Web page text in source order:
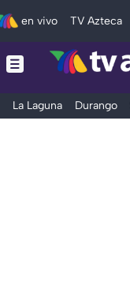
en vivo TV Azteca
La Laguna Durango